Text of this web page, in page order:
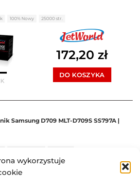
wykorzystuje
na 5
100% Nowy 25000 str.
172,20 zł
DO KOSZYKA
Samsung D709 MLT-D709S SS797A |